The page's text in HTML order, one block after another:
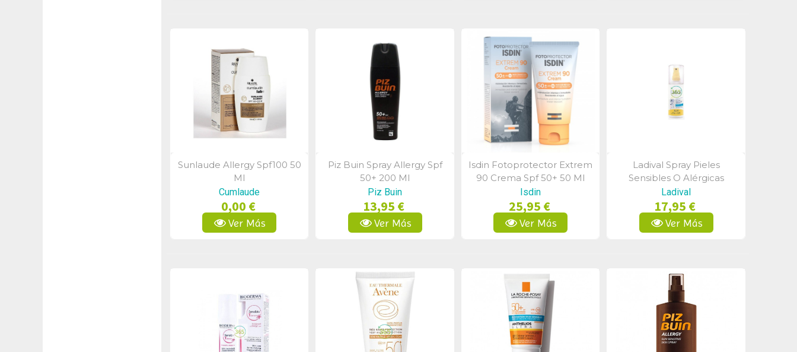
Vista Rápida
Sunlaude Allergy Spf100 50
Ml
Cumlaude
0,00 €
Ver Más
Vista Rápida
Piz Buin Spray Allergy Spf
50+ 200 Ml
Piz Buin
13,95 €
Ver Más
Vista Rápida
Isdin Fotoprotector Extrem
90 Crema Spf 50+ 50 Ml
Isdin
25,95 €
Ver Más
Vista Rápida
Ladival Spray Pieles
Sensibles O Alérgicas
Fps30+ 150 Ml
Ladival
17,95 €
Ver Más